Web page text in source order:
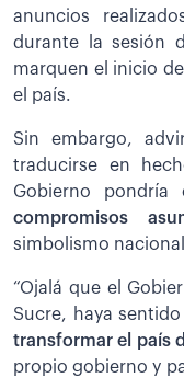
anuncios
durante la sesión
marquen el inicio
el país.
Sin embargo,
traducirse en
Gobierno
compromisos
simbolismo
“Ojalá que el
Sucre, haya
transformar el país
propio gobierno y